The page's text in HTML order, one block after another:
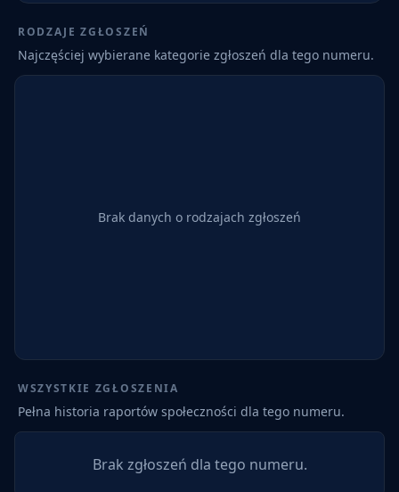
RODZAJE ZGŁOSZEŃ
Najczęściej wybierane kategorie zgłoszeń dla tego numeru.
Brak danych o rodzajach zgłoszeń
WSZYSTKIE ZGŁOSZENIA
Pełna historia raportów społeczności dla tego numeru.
Brak zgłoszeń dla tego numeru.